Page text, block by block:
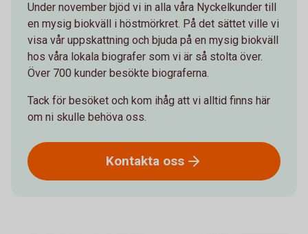
Under november bjöd vi in alla våra Nyckelkunder till
en mysig biokväll i höstmörkret. På det sättet ville vi
visa vår uppskattning och bjuda på en mysig biokväll
hos våra lokala biografer som vi är så stolta över.
Över 700 kunder besökte biograferna.
Tack för besöket och kom ihåg att vi alltid finns här
om ni skulle behöva oss.
Kontakta oss